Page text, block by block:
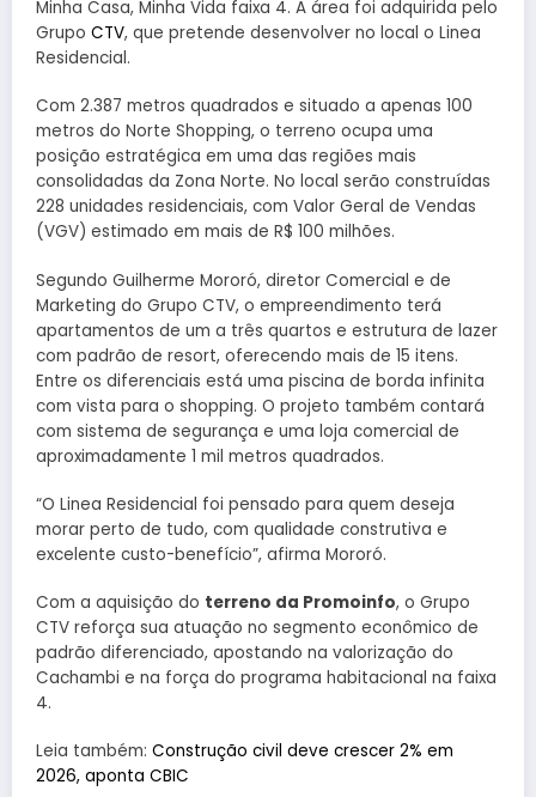
Minha Casa, Minha Vida faixa 4. A área foi adquirida pelo
Grupo CTV, que pretende desenvolver no local o Linea
Residencial.
Com 2.387 metros quadrados e situado a apenas 100
metros do Norte Shopping, o terreno ocupa uma
posição estratégica em uma das regiões mais
consolidadas da Zona Norte. No local serão construídas
228 unidades residenciais, com Valor Geral de Vendas
(VGV) estimado em mais de R$ 100 milhões.
Segundo Guilherme Mororó, diretor Comercial e de
Marketing do Grupo CTV, o empreendimento terá
apartamentos de um a três quartos e estrutura de lazer
com padrão de resort, oferecendo mais de 15 itens.
Entre os diferenciais está uma piscina de borda infinita
com vista para o shopping. O projeto também contará
com sistema de segurança e uma loja comercial de
aproximadamente 1 mil metros quadrados.
“O Linea Residencial foi pensado para quem deseja
morar perto de tudo, com qualidade construtiva e
excelente custo-benefício”, afirma Mororó.
Com a aquisição do terreno da Promoinfo, o Grupo
CTV reforça sua atuação no segmento econômico de
padrão diferenciado, apostando na valorização do
Cachambi e na força do programa habitacional na faixa
4.
Leia também: Construção civil deve crescer 2% em
2026, aponta CBIC